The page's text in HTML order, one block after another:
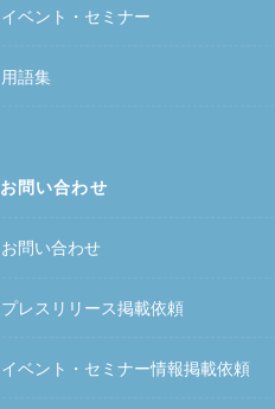
イベント・セミナー
用語集
お問い合わせ
お問い合わせ
プレスリリース掲載依頼
イベント・セミナー情報掲載依頼